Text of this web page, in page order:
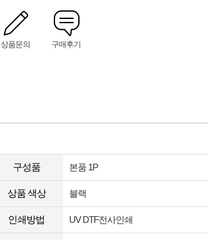
상품문의 구매후기
구성품 본품 1P
상품 색상 블랙
인쇄방법 UV DTF전사인쇄